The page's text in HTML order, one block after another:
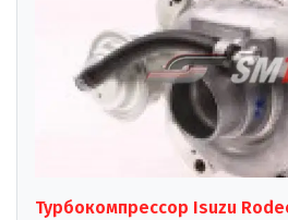
Турбокомпрессор Isuzu